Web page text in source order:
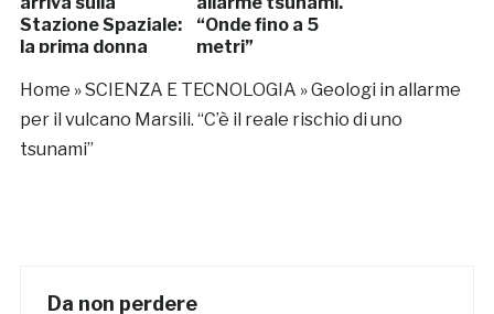
Stazione Spaziale:
la prima donna
spazio
“Onde fino a 5
metri”
Home »SCIENZA E TECNOLOGIA »Geologi in allarme
per il vulcano Marsili. “C’è il reale rischio di uno
tsunami”
Da non perdere